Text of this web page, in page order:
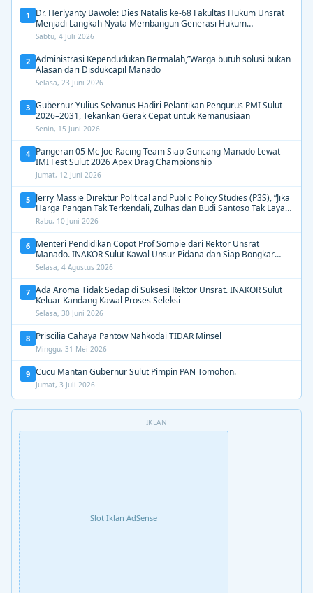
1
Dr. Herlyanty Bawole: Dies Natalis ke-68 Fakultas Hukum Unsrat
Menjadi Langkah Nyata Membangun Generasi Hukum
Berdampak
Sabtu, 4 Juli 2026
2 Administrasi Kependudukan Bermalah,”Warga butuh solusi bukan
Alasan dari Disdukcapil Manado
Selasa, 23 Juni 2026
3 Gubernur Yulius Selvanus Hadiri Pelantikan Pengurus PMI Sulut
2026–2031, Tekankan Gerak Cepat untuk Kemanusiaan
Senin, 15 Juni 2026
4 Pangeran 05 Mc Joe Racing Team Siap Guncang Manado Lewat
IMI Fest Sulut 2026 Apex Drag Championship
Jumat, 12 Juni 2026
5 Jerry Massie Direktur Political and Public Policy Studies (P3S), “Jika
Harga Pangan Tak Terkendali, Zulhas dan Budi Santoso Tak Layak
Dipertahankan”
Rabu, 10 Juni 2026
6 Menteri Pendidikan Copot Prof Sompie dari Rektor Unsrat
Manado. INAKOR Sulut Kawal Unsur Pidana dan Siap Bongkar
Aroma Busuk di Suksesi Rektor
Selasa, 4 Agustus 2026
7 Ada Aroma Tidak Sedap di Suksesi Rektor Unsrat. INAKOR Sulut
Keluar Kandang Kawal Proses Seleksi
Selasa, 30 Juni 2026
8 Priscilia Cahaya Pantow Nahkodai TIDAR Minsel
Minggu, 31 Mei 2026
9 Cucu Mantan Gubernur Sulut Pimpin PAN Tomohon.
Jumat, 3 Juli 2026
IKLAN
Slot Iklan AdSense